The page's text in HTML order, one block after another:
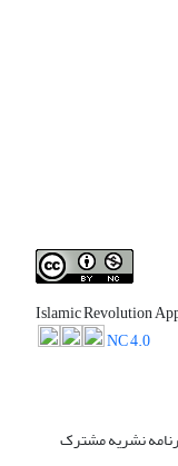
Islamic Revolution
NC 4.0
نشریه مشترک